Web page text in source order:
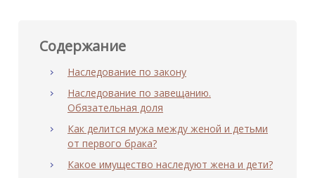
Содержание
Наследование по закону
Наследование по завещанию.
Обязательная доля
Как делится мужа между женой и детьми
от первого брака?
Какое имущество наследуют жена и дети?